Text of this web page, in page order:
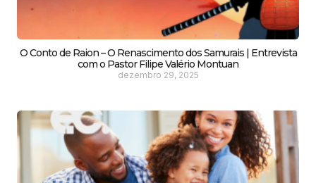
O Conto de Raion – O Renascimento dos Samurais | Entrevista
com o Pastor Filipe Valério Montuan
dezembro 29, 2025